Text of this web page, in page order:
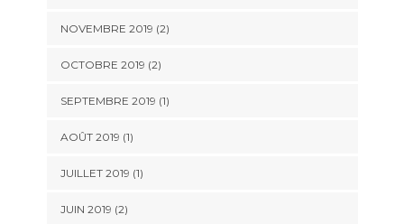
NOVEMBRE 2019 (2)
OCTOBRE 2019 (2)
SEPTEMBRE 2019 (1)
AOÛT 2019 (1)
JUILLET 2019 (1)
JUIN 2019 (2)